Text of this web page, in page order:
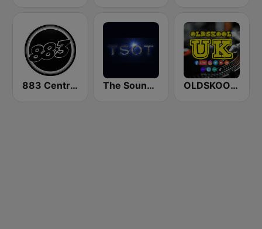
883 Centreforce radio The Sound Of Trance OLDSKOOL UK